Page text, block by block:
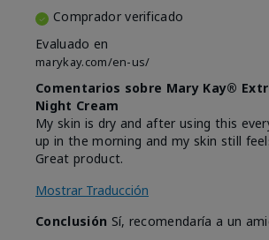
Comprador verificado
Evaluado en
marykay.com/en-us/
Comentarios sobre Mary Kay®
Night Cream
My skin is dry and after using this
up in the morning and my skin still
Great product.
Mostrar Traducción
Conclusión Sí, recomendaría a un